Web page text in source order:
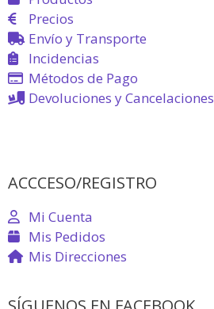
Precios
Envío y Transporte
Incidencias
Métodos de Pago
Devoluciones y Cancelaciones
ACCCESO/REGISTRO
Mi Cuenta
Mis Pedidos
Mis Direcciones